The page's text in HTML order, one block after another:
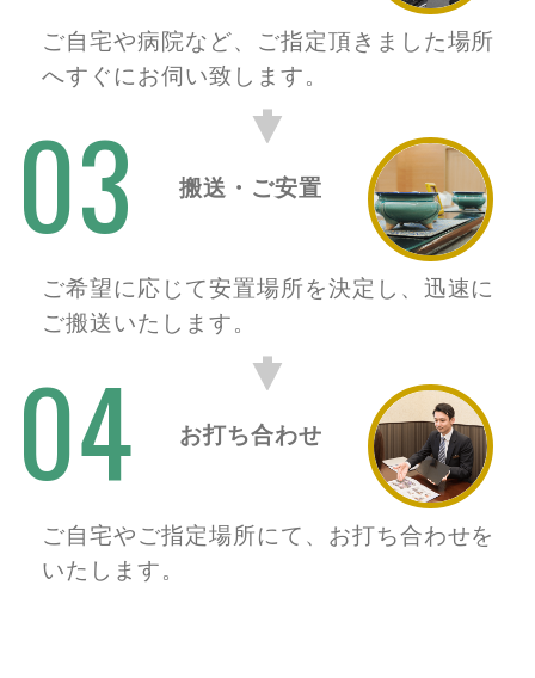
ご自宅や病院など、ご指定頂きました場所
へすぐにお伺い致します。
03 搬送・ご安置
ご希望に応じて安置場所を決定し、迅速に
ご搬送いたします。
04 お打ち合わせ
ご自宅やご指定場所にて、お打ち合わせを
いたします。